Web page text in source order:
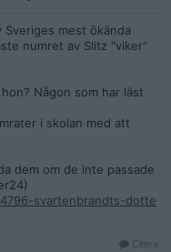
mest ökända
numret av Slitz "viker"
Någon som har läst
i skolan med att
dem om de inte passade
svartenbrandts-dotte
Citera